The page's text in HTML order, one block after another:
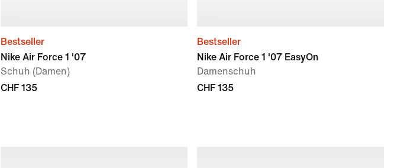
Bestseller
Nike Air Force 1 '07
Schuh (Damen)
CHF 135
Bestseller
Nike Air Force 1 '07 EasyOn
Damenschuh
CHF 135